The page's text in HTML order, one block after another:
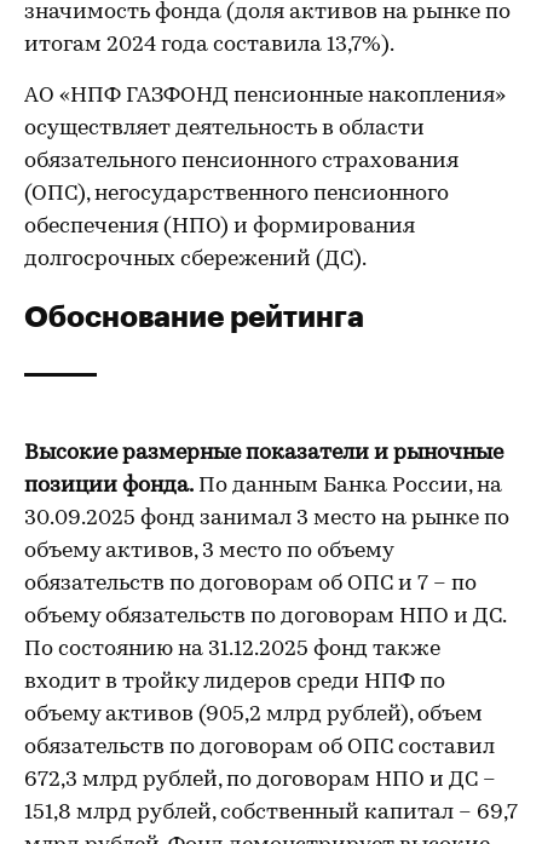
значимость фонда (доля активов на рынке по
итогам 2024 года составила 13,7%).
АО «НПФ ГАЗФОНД пенсионные накопления»
осуществляет деятельность в области
обязательного пенсионного страхования
(ОПС), негосударственного пенсионного
обеспечения (НПО) и формирования
долгосрочных сбережений (ДС).
Обоснование рейтинга
Высокие размерные показатели и рыночные
позиции фонда. По данным Банка России, на
30.09.2025 фонд занимал 3 место на рынке по
объему активов, 3 место по объему
обязательств по договорам об ОПС и 7 – по
объему обязательств по договорам НПО и ДС.
По состоянию на 31.12.2025 фонд также
входит в тройку лидеров среди НПФ по
объему активов (905,2 млрд рублей), объем
обязательств по договорам об ОПС составил
672,3 млрд рублей, по договорам НПО и ДС –
151,8 млрд рублей, собственный капитал – 69,7